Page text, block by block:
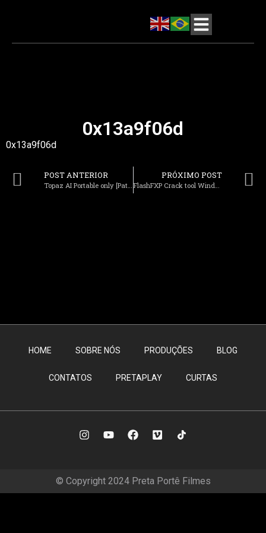
0x13a9f06d
0x13a9f06d
POST ANTERIOR
Topaz AI Portable only [Patch] Lifetime Genuine
PRÓXIMO POST
FlashFXP Crack tool Windows 11 (x86x64) Windows 10 Tested
HOME SOBRE NÓS PRODUÇÕES BLOG
CONTATOS PRETAPLAY CURTAS
© Copyright 2024 Preta Portê Filmes